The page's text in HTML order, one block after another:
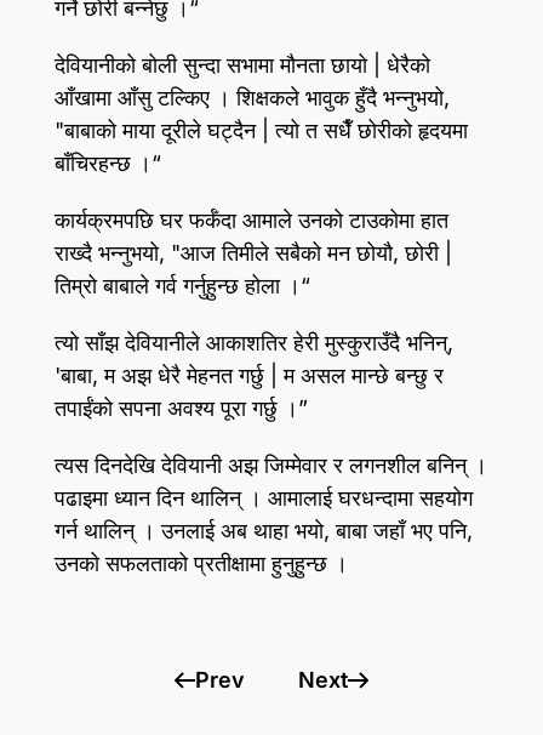
गर्ने छोरी बन्नेछु ।“
देवियानीको बोली सुन्दा सभामा मौनता छायो | धेरैको
आँखामा आँसु टल्किए । शिक्षकले भावुक हुँदै भन्नुभयो,
"बाबाको माया दूरीले घट्दैन | त्यो त सधैँ छोरीको हृदयमा
बाँचिरहन्छ ।“
कार्यक्रमपछि घर फर्कँदा आमाले उनको टाउकोमा हात
राख्दै भन्नुभयो, "आज तिमीले सबैको मन छोयौ, छोरी |
तिम्रो बाबाले गर्व गर्नुहुन्छ होला ।“
त्यो साँझ देवियानीले आकाशतिर हेरी मुस्कुराउँदै भनिन्‌,
'बाबा, म अझ धेरै मेहनत गर्छु | म असल मान्छे बन्छु र
तपाईंको सपना अवश्य पूरा गर्छु ।”
त्यस दिनदेखि देवियानी अझ जिम्मेवार र लगनशील बनिन्‌ ।
पढाइमा ध्यान दिन थालिन्‌ । आमालाई घरधन्दामा सहयोग
गर्न थालिन्‌ । उनलाई अब थाहा भयो, बाबा जहाँ भए पनि,
उनको सफलताको प्रतीक्षामा हुनुहुन्छ ।
Prev Next